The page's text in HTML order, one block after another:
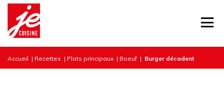
Accueil | Recettes | Plats principaux | Boeuf | Burger décadent